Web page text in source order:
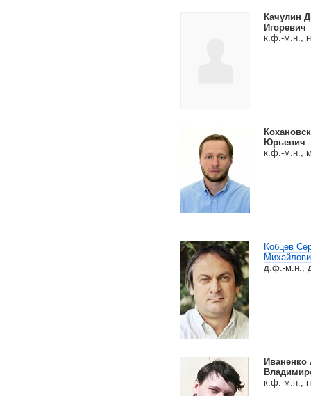
Качулин
Игоревич
к.ф.-м.н.,
Юрьевич
к.ф.-м.н.,
Кобцев
д.ф.-м.н.,
Иваненко
к.ф.-м.н.,